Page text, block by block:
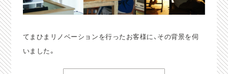
てまひまリノベーションを行ったお客様に、その背景を伺
いました。